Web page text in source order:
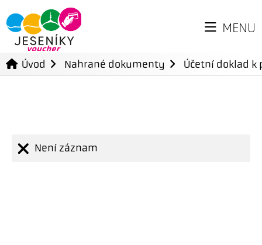
MENU
Úvod Nahrané dokumenty Účetní doklad
Není záznam